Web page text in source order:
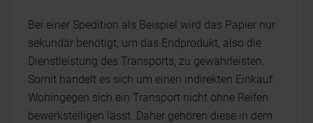
Bei einer Spedition als Beispiel wird das Papier nur
sekundär benötigt, um das Endprodukt, also die
Dienstleistung des Transports, zu gewährleisten.
Somit handelt es sich um einen indirekten Einkauf.
Wohingegen sich ein Transport nicht ohne Reifen
bewerkstelligen lässt. Daher gehören diese in dem